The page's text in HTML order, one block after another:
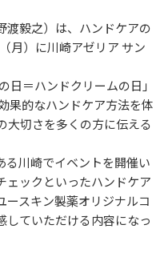
毅之）は、ハンドケアの
月）に川崎アゼリア サン
＝ハンドクリームの日」
果的なハンドケア方法を体
大切さを多くの方に伝える
川崎でイベントを開催い
ェックといったハンドケア
スキン製薬オリジナルコ
していただける内容になっ